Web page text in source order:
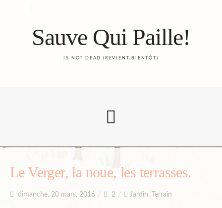
Sauve Qui Paille!
IS NOT DEAD (REVIENT BIENTÔT)
Accueil
Le Blog
Le Verger, la noue, les terrasses.
dimanche, 20 mars, 2016 2 Jardin, Terrain